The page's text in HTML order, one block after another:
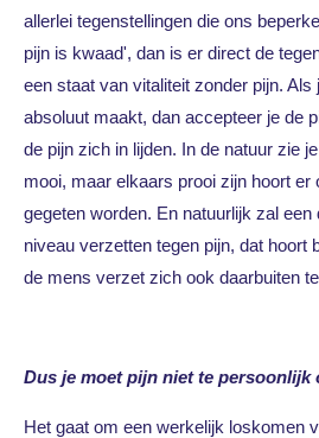
allerlei tegenstellingen die ons
pijn is kwaad', dan is er direct de
een staat van vitaliteit zonder pijn. Als
absoluut maakt, dan accepteer je de
de pijn zich in lijden. In de natuur zie
mooi, maar elkaars prooi zijn hoort er
gegeten worden. En natuurlijk zal een
niveau verzetten tegen pijn, dat hoort
de mens verzet zich ook daarbuiten
Dus je moet pijn niet te persoonlijk
Het gaat om een werkelijk loskomen